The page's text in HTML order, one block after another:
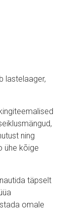
lastelaager,
ning
ühe kõige
täpselt
omale